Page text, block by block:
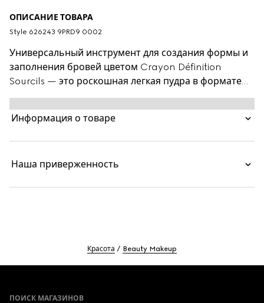
ОПИСАНИЕ ТОВАРА
Style ‎626243 9PRD9 0002
Универсальный инструмент для создания формы и
заполнения бровей цветом Crayon Définition
Sourcils — это роскошная легкая пудра в формате
карандаша. Инновационная текстура позволяет
добиться матового оттенка без хлопьев и
наслаивать продукт для создания нужного эффекта.
образа, а двусторонняя конструкция со щеточкой
Информация о товаре
Наша приверженность
Красота Beauty Makeup
ПОИСК МАГАЗИНОВ